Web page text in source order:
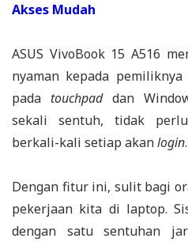
Akses Mudah
ASUS VivoBook 15 A516
nyaman kepada
pada touchpaddan
sekali sentuh, tidak
berkali-kali setiap akanlogin.
Dengan fitur ini, sulit bagi
pekerjaan kita di laptop.
dengan satu sentuhan